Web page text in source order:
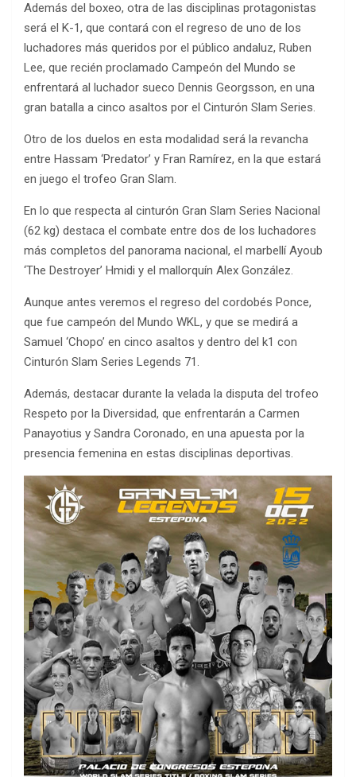
Además del boxeo, otra de las disciplinas protagonistas
será el K-1, que contará con el regreso de uno de los
luchadores más queridos por el público andaluz, Ruben
Lee, que recién proclamado Campeón del Mundo se
enfrentará al luchador sueco Dennis Georgsson, en una
gran batalla a cinco asaltos por el Cinturón Slam Series.
Otro de los duelos en esta modalidad será la revancha
entre Hassam ‘Predator’ y Fran Ramírez, en la que estará
en juego el trofeo Gran Slam.
En lo que respecta al cinturón Gran Slam Series Nacional
(62 kg) destaca el combate entre dos de los luchadores
más completos del panorama nacional, el marbellí Ayoub
‘The Destroyer’ Hmidi y el mallorquín Alex González.
Aunque antes veremos el regreso del cordobés Ponce,
que fue campeón del Mundo WKL, y que se medirá a
Samuel ‘Chopo’ en cinco asaltos y dentro del k1 con
Cinturón Slam Series Legends 71.
Además, destacar durante la velada la disputa del trofeo
Respeto por la Diversidad, que enfrentarán a Carmen
Panayotius y Sandra Coronado, en una apuesta por la
presencia femenina en estas disciplinas deportivas.